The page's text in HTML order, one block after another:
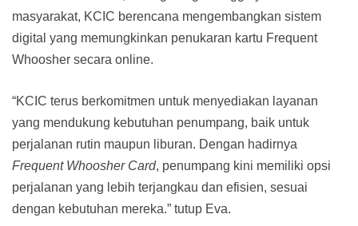
masyarakat, KCIC berencana mengembangkan sistem
digital yang memungkinkan penukaran kartu Frequent
Whoosher secara online.
“KCIC terus berkomitmen untuk menyediakan layanan
yang mendukung kebutuhan penumpang, baik untuk
perjalanan rutin maupun liburan. Dengan hadirnya
Frequent Whoosher Card, penumpang kini memiliki opsi
perjalanan yang lebih terjangkau dan efisien, sesuai
dengan kebutuhan mereka.” tutup Eva.